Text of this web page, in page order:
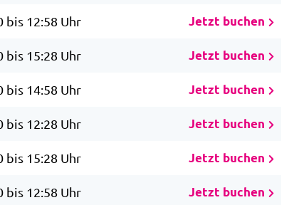
bis 12:58 Uhr Jetzt buchen
bis 15:28 Uhr Jetzt buchen
bis 14:58 Uhr Jetzt buchen
bis 12:28 Uhr Jetzt buchen
bis 15:28 Uhr Jetzt buchen
bis 12:58 Uhr Jetzt buchen